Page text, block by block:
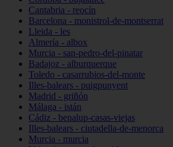
Cantabria - reocín
Barcelona - monistrol-de-montserrat
Lleida - les
Almería - albox
Murcia - san-pedro-del-pinatar
Badajoz - alburquerque
Toledo - casarrubios-del-monte
Illes-balears - puigpunyent
Madrid - griñón
Málaga - istán
Cádiz - benalup-casas-viejas
Illes-balears - ciutadella-de-menorca
Murcia - murcia